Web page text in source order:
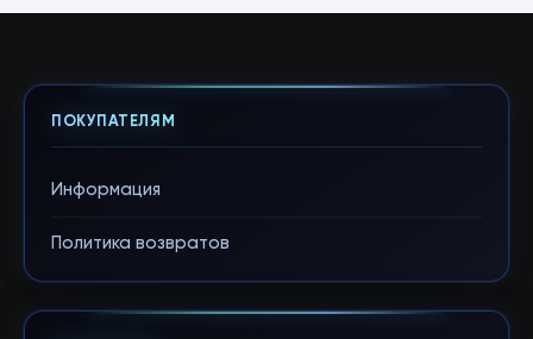
ПОКУПАТЕЛЯМ
Информация
Политика возвратов